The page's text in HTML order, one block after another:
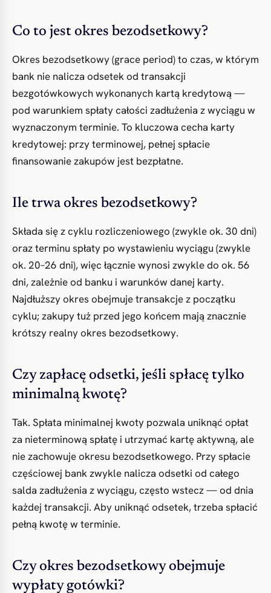
Co to jest okres bezodsetkowy?
Okres bezodsetkowy (grace period) to czas, w którym
bank nie nalicza odsetek od transakcji
bezgotówkowych wykonanych kartą kredytową —
pod warunkiem spłaty całości zadłużenia z wyciągu w
wyznaczonym terminie. To kluczowa cecha karty
kredytowej: przy terminowej, pełnej spłacie
finansowanie zakupów jest bezpłatne.
Ile trwa okres bezodsetkowy?
Składa się z cyklu rozliczeniowego (zwykle ok. 30 dni)
oraz terminu spłaty po wystawieniu wyciągu (zwykle
ok. 20–26 dni), więc łącznie wynosi zwykle do ok. 56
dni, zależnie od banku i warunków danej karty.
Najdłuższy okres obejmuje transakcje z początku
cyklu; zakupy tuż przed jego końcem mają znacznie
krótszy realny okres bezodsetkowy.
Czy zapłacę odsetki, jeśli spłacę tylko
minimalną kwotę?
Tak. Spłata minimalnej kwoty pozwala uniknąć opłat
za nieterminową spłatę i utrzymać kartę aktywną, ale
nie zachowuje okresu bezodsetkowego. Przy spłacie
częściowej bank zwykle nalicza odsetki od całego
salda zadłużenia z wyciągu, często wstecz — od dnia
każdej transakcji. Aby uniknąć odsetek, trzeba spłacić
pełną kwotę w terminie.
Czy okres bezodsetkowy obejmuje
wypłaty gotówki?